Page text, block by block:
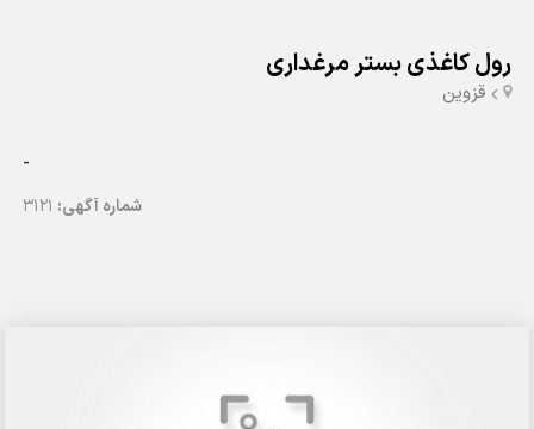
رول کاغذی بستر مرغداری
قزوين
-
شماره آگهی: 3121